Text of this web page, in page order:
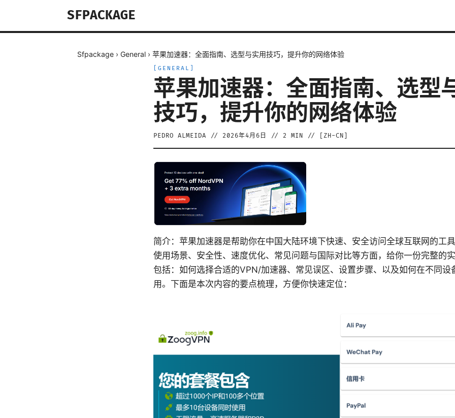
SFPACKAGE
Sfpackage › General › 苹果加速器：全面指南、选型与实用技巧，提升你的网络体验
GENERAL
苹果加速器：全面指南、选型
技巧，提升你的网络体验
PEDRO ALMEIDA // 2026年4月6日 // 2 MIN // [ ZH-CN
简介：苹果加速器是帮助你在中国大陆环境下快速、安全访问全球互联网的工具
使用场景、安全性、速度优化、常见问题与国际对比等方面，给你一份完整的
包括：如何选择合适的VPN/加速器、常见误区、设置步骤、以及如何在不同设
用。下面是本次内容的要点梳理，方便你快速定位：